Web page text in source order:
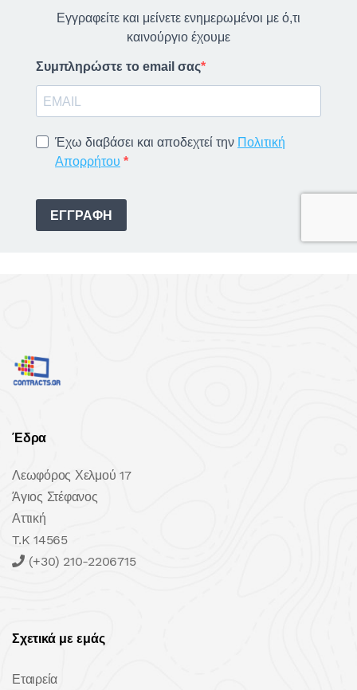
Έδρα
Λεωφόρος Χελμού 17
Άγιος Στέφανος
Αττική
T.K 14565
(+30) 210-2206715
Σχετικά με εμάς
Εταιρεία